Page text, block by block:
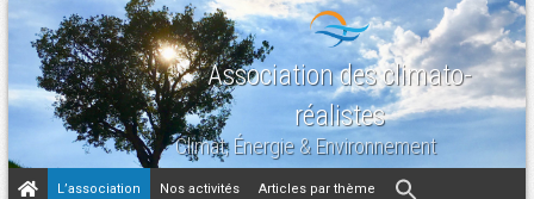
Association des climato-
réalistes
Climat, Énergie & Environnement
Aller
L’association Nos activités Articles par thème